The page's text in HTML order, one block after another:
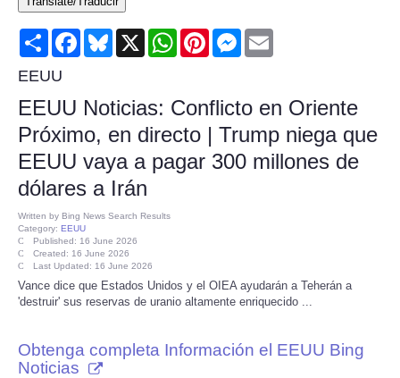
Consumer
Consumer Affairs Recalls
Food & Drug Recalls
Product Safety News
Health
Pets
Politics
Share FacebookBluesky
X WhatsAppPinterestMessenger
EEUU
EEUU Noticias: Conflicto en Oriente
Próximo, en directo | Trump niega que
EEUU vaya a pagar 300 millones de
dólares a Irán
Written by Bing News Search Results
Category: EEUU
Published: 16 June 2026
Created: 16 June 2026
Last Updated: 16 June 2026
Vance dice que Estados Unidos y el OIEA ayudarán a Teherán a
'destruir' sus reservas de uranio altamente enriquecido ...
Obtenga completa Información el EEUU Bing
Noticias